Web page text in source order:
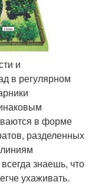
и
в регулярном
в форме
разделенных
знаешь, что
ухаживать.